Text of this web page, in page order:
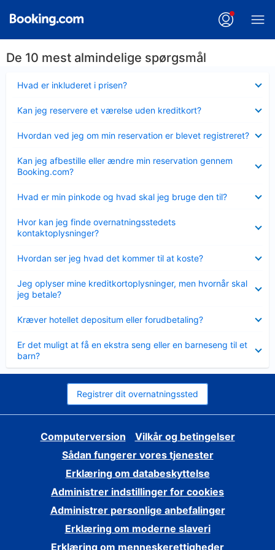
De 10 mest almindelige spørgsmål
Hvad er inkluderet i prisen?
Kan jeg reservere et værelse uden kreditkort?
Hvordan ved jeg om min reservation er blevet registreret?
Kan jeg afbestille eller ændre min reservation gennem
Booking.com?
Hvad er min pinkode og hvad skal jeg bruge den til?
Hvor kan jeg finde overnatningsstedets
kontaktoplysninger?
Hvordan ser jeg hvad det kommer til at koste?
Jeg oplyser mine kreditkortoplysninger, men hvornår skal
jeg betale?
Kræver hotellet depositum eller forudbetaling?
Er det muligt at få en ekstra seng eller en barneseng til et
barn?
Registrer dit overnatningssted
Computerversion
Vilkår og betingelser
Sådan fungerer vores tjenester
Erklæring om databeskyttelse
Administrer indstillinger for cookies
Administrer personlige anbefalinger
Erklæring om moderne slaveri
Erklæring om menneskerettigheder